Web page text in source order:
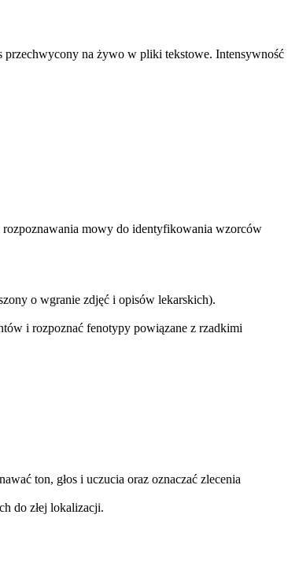
przechwycony na żywo w pliki tekstowe. Intensywność
mowy do identyfikowania wzorców
o wgranie zdjęć i opisów lekarskich).
i rozpoznać fenotypy powiązane z rzadkimi
ton, głos i uczucia oraz oznaczać zlecenia
do złej lokalizacji.